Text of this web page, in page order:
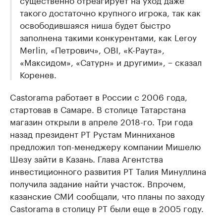
такого достаточно крупного игрока, так как
освободившаяся ниша будет быстро
заполнена такими конкурентами, как Leroy
Merlin, «Петрович», OBI, «К-Раута»,
«Максидом», «Сатурн» и другими», − сказал
Коренев.
Castorama работает в России с 2006 года,
стартовав в Самаре. В столице Татарстана
магазин открыли в апреле 2018-го. Три года
назад президент РТ Рустам Минниханов
предложил топ-менеджеру компании Мишелю
Шезу зайти в Казань. Глава Агентства
инвестиционного развития РТ Талия Минуллина
получила задание найти участок. Впрочем,
казанские СМИ сообщали, что планы по заходу
Castorama в столицу РТ были еще в 2005 году.